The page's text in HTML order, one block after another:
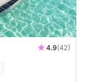
4.9(42)